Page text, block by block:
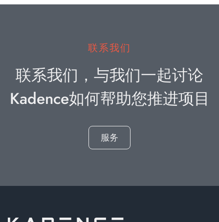
联系我们
联系我们，与我们一起讨论
Kadence如何帮助您推进项目
服务